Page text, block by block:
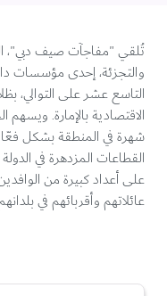
تُلقي "مفاجآت صيف دبي"،
والتجزئة، إحدى مؤسسات
التاسع عشر على التوالي،
الاقتصادية بالإمارة. ويسهم
شهرة في المنطقة بشكل
القطاعات المزدهرة في
على أعداد كبيرة من
عائلاتهم وأقربائهم في